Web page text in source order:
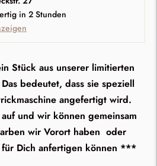
in 2 Stunden
Stück aus unserer limitierten
bedeutet, dass sie speziell
angefertigt wird.
und wir können gemeinsam
wir Vorort haben oder
Dich anfertigen können ***